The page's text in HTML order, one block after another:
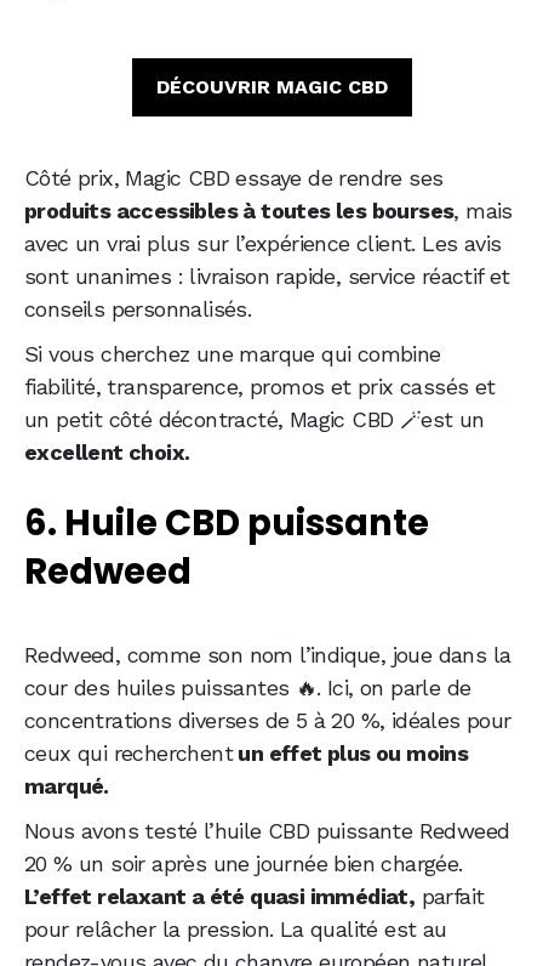
DÉCOUVRIR MAGIC CBD
Côté prix, Magic CBD essaye de rendre ses
produits accessibles à toutes les bourses, mais
avec un vrai plus sur l’expérience client. Les avis
sont unanimes : livraison rapide, service réactif et
conseils personnalisés.
Si vous cherchez une marque qui combine
fiabilité, transparence, promos et prix cassés et
un petit côté décontracté, Magic CBD 🪄est un
excellent choix.
6. Huile CBD puissante
Redweed
Redweed, comme son nom l’indique, joue dans la
cour des huiles puissantes 🔥. Ici, on parle de
concentrations diverses de 5 à 20 %, idéales pour
ceux qui recherchentun effet plus ou moins
marqué.
Nous avons testé l’huile CBD puissante Redweed
20 % un soir après une journée bien chargée.
L’effet relaxant a été quasi immédiat, parfait
pour relâcher la pression. La qualité est au